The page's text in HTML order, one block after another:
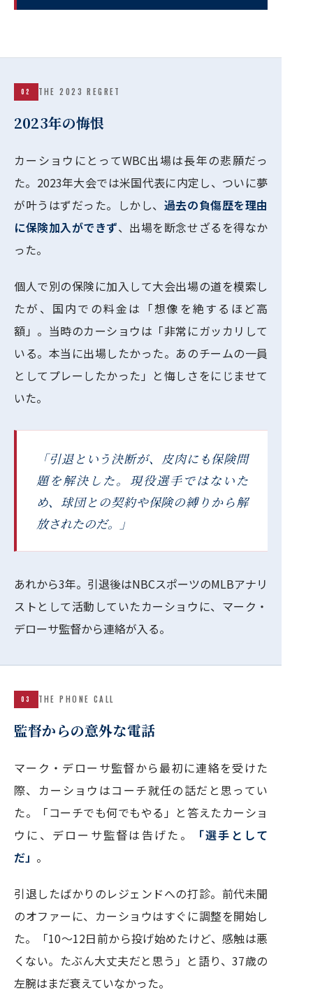
02 THE 2023 REGRET
2023年の悔恨
カーショウにとってWBC出場は長年の悲願だっ
た。2023年大会では米国代表に内定し、ついに夢
が叶うはずだった。しかし、 過去の負傷歴を理由
に保険加入ができず、出場を断念せざるを得なか
った。
個人で別の保険に加入して大会出場の道を模索し
たが、国内での料金は「想像を絶するほど高
額」。当時のカーショウは「非常にガッカリして
いる。本当に出場したかった。あのチームの一員
としてプレーしたかった」と悔しさをにじませて
いた。
「引退という決断が、皮肉にも保険問
題を解決した。現役選手ではないた
め、球団との契約や保険の縛りから解
放されたのだ。」
あれから3年。引退後はNBCスポーツのMLBアナリ
ストとして活動していたカーショウに、マーク・
デローサ監督から連絡が入る。
03 THE PHONE CALL
監督からの意外な電話
マーク・デローサ監督から最初に連絡を受けた
際、カーショウはコーチ就任の話だと思ってい
た。「コーチでも何でもやる」と答えたカーショ
ウに、デローサ監督は告げた。
「選手として
だ」 。
引退したばかりのレジェンドへの打診。前代未聞
のオファーに、カーショウはすぐに調整を開始し
た。「10〜12日前から投げ始めたけど、感触は悪
くない。たぶん大丈夫だと思う」と語り、37歳の
左腕はまだ衰えていなかった。